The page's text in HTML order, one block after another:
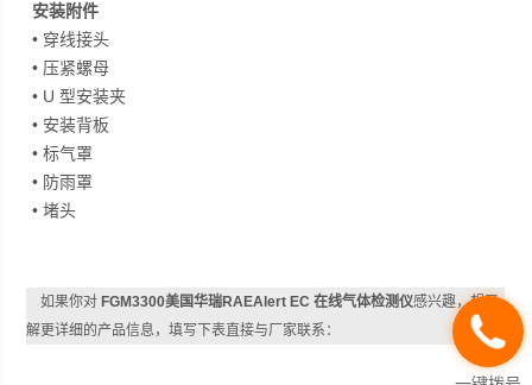
安装附件
• 穿线接头
• 压紧螺母
• U 型安装夹
• 安装背板
• 标气罩
• 防雨罩
• 堵头
如果你对 FGM3300美国华瑞RAEAlert EC 在线气体检测仪感兴趣，想了
解更详细的产品信息，填写下表直接与厂家联系：